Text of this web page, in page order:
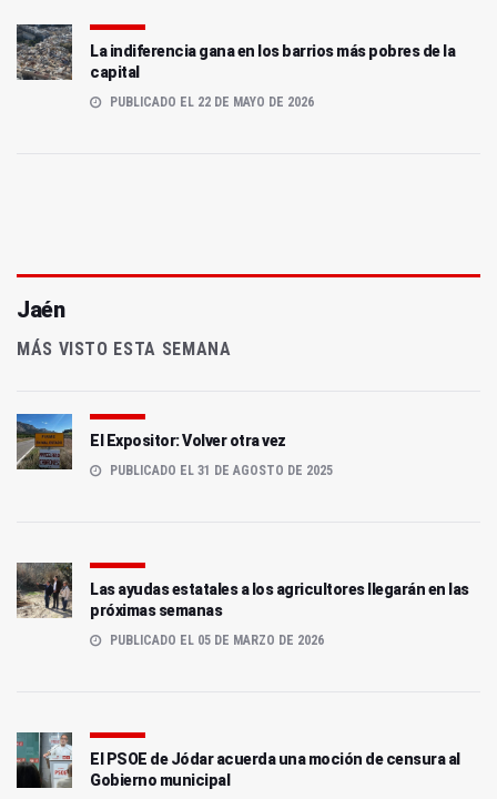
La indiferencia gana en los barrios más pobres de la
capital
PUBLICADO EL 22 DE MAYO DE 2026
Jaén
MÁS VISTO ESTA SEMANA
El Expositor: Volver otra vez
PUBLICADO EL 31 DE AGOSTO DE 2025
Las ayudas estatales a los agricultores llegarán en las
próximas semanas
PUBLICADO EL 05 DE MARZO DE 2026
El PSOE de Jódar acuerda una moción de censura al
Gobierno municipal